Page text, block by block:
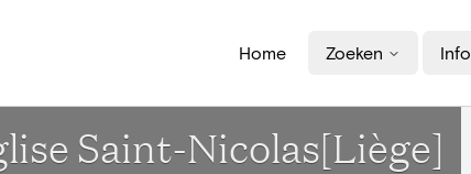
Home Zoeken Info
Saint-Nicolas[Liège]